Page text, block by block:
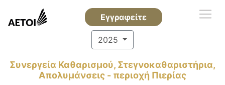
Εγγραφείτε
2025
Συνεργεία Καθαρισμού, Στεγνοκαθαριστήρια,
Απολυμάνσεις - περιοχή Πιερίας